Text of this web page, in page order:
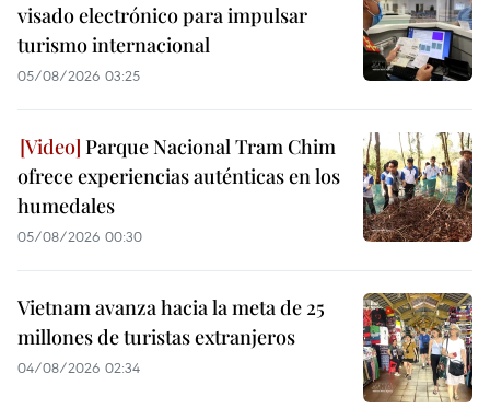
visado electrónico para impulsar
turismo internacional
05/08/2026 03:25
Parque Nacional Tram Chim
ofrece experiencias auténticas en los
humedales
05/08/2026 00:30
Vietnam avanza hacia la meta de 25
millones de turistas extranjeros
04/08/2026 02:34